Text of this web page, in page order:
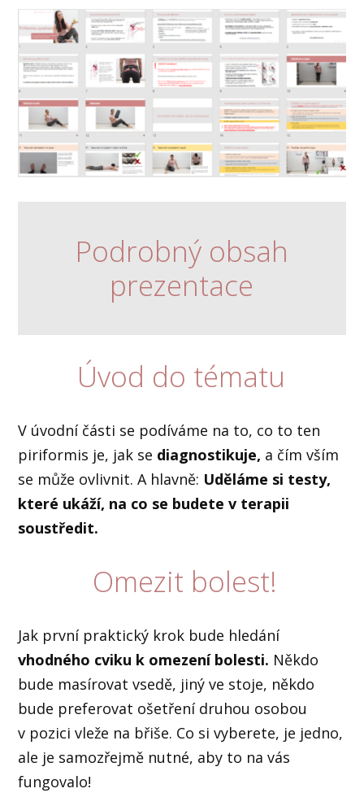
Podrobný obsah
prezentace
Úvod do tématu
V úvodní části se podíváme na to, co to ten
piriformis je, jak se diagnostikuje, a čím vším
se může ovlivnit. A hlavně: Uděláme si testy,
které ukáží, na co se budete v terapii
soustředit.
Omezit bolest!
Jak první praktický krok bude hledání
vhodného cviku k omezení bolesti. Někdo
bude masírovat vsedě, jiný ve stoje, někdo
bude preferovat ošetření druhou osobou
v pozici vleže na břiše. Co si vyberete, je jedno,
ale je samozřejmě nutné, aby to na vás
fungovalo!